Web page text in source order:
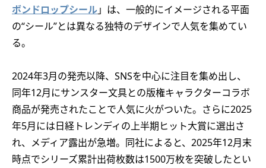
ボンドロップシール」は、一般的にイメージされる平面
の“シール”とは異なる独特のデザインで人気を集めてい
る。
2024年3月の発売以降、SNSを中心に注目を集め出し、
同年12月にサンスター文具との版権キャラクターコラボ
商品が発売されたことで人気に火がついた。さらに2025
年5月には日経トレンディの上半期ヒット大賞に選出さ
れ、メディア露出が急増。同社によると、2025年12月末
時点でシリーズ累計出荷枚数は1500万枚を突破したとい